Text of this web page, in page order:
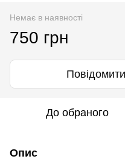
Немає в наявності
750 грн
До обраного
Опис